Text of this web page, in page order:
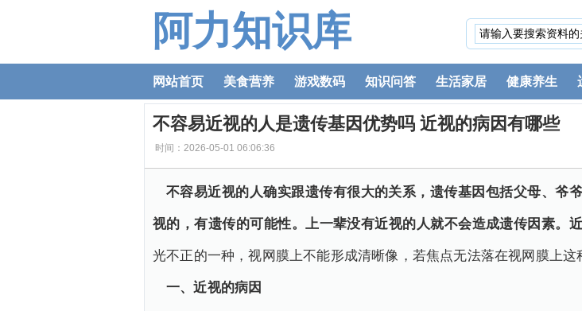
阿力知识库
网站首页 美食营养 游戏数码 知识问答 生活家居 健康养生
​不容易近视的人是遗传基因优势吗 近视的病因有哪些
时间：2026-05-01 06:06:36
不容易近视的人确实跟遗传有很大的关系，遗传基因包括父母、爷
视的，有遗传的可能性。上一辈没有近视的人就不会造成遗传因素。
光不正的一种，视网膜上不能形成清晰像，若焦点无法落在视网膜上这
一、近视的病因